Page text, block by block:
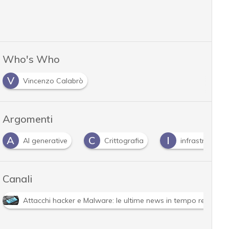
Who's Who
V
Vincenzo Calabrò
Argomenti
AI generative C Crittografia infrastrutture
Canali
Attacchi hacker e Malware: le ultime news in tempo reale e